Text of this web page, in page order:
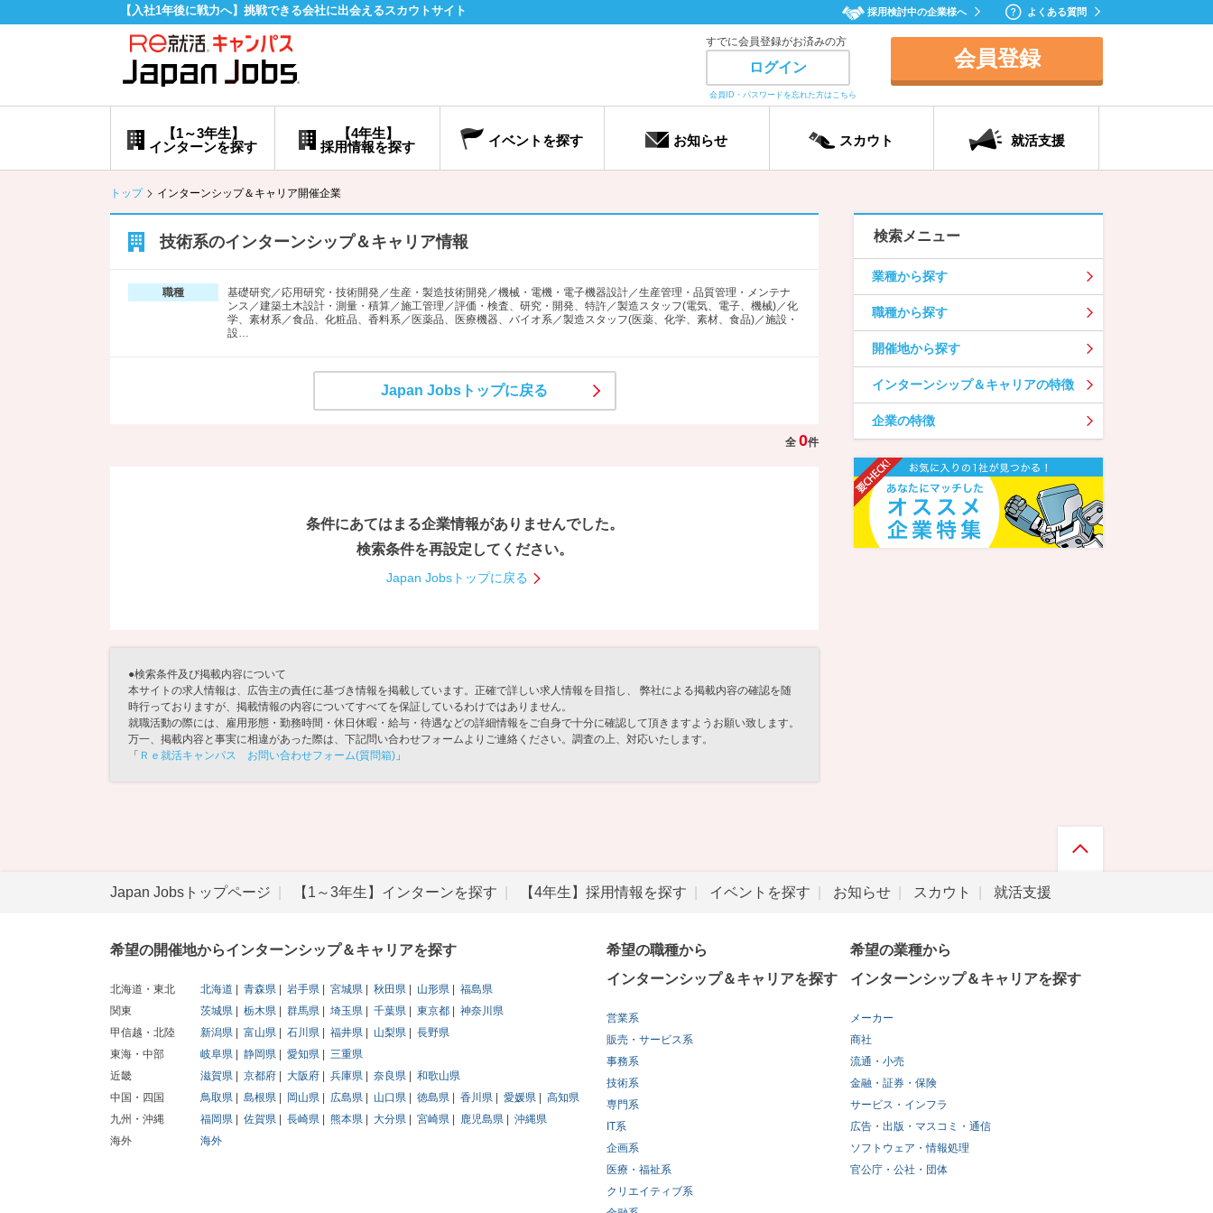
【入社1年後に戦力へ】挑戦できる会社に出会えるスカウトサイト 採用検討中の企業様へ よくある質問
すでに会員登録がお済みの方
ログイン
会員ID・パスワードを忘れた方はこちら
会員登録
【4年生】
採用情報を探す
【1～3年生】
インターンを探す
イベントを探す お知らせ スカウト 就活支援
トップ インターンシップ＆キャリア開催企業
技術系のインターンシップ＆キャリア情報
職種
基礎研究／応用研究・技術開発／生産・製造技術開発／機械・電機・電子機器設計／生産管理・品質管理・メンテナ
ンス／建築土木設計・測量・積算／施工管理／評価・検査、研究・開発、特許／製造スタッフ(電気、電子、機械)／化
学、素材系／食品、化粧品、香料系／医薬品、医療機器、バイオ系／製造スタッフ(医薬、化学、素材、食品)／施設・
設…
Japan Jobsトップに戻る
全 0件
条件にあてはまる企業情報がありませんでした。
検索条件を再設定してください。
Japan Jobsトップに戻る
●検索条件及び掲載内容について
本サイトの求人情報は、広告主の責任に基づき情報を掲載しています。正確で詳しい求人情報を目指し、 弊社による掲載内容の確認を随
時行っておりますが、掲載情報の内容についてすべてを保証しているわけではありません。
就職活動の際には、雇用形態・勤務時間・休日休暇・給与・待遇などの詳細情報をご自身で十分に確認して頂きますようお願い致します。
万一、掲載内容と事実に相違があった際は、下記問い合わせフォームよりご連絡ください。調査の上、対応いたします。
「 Ｒｅ就活キャンパス お問い合わせフォーム(質問箱) 」
検索メニュー
業種から探す
職種から探す
開催地から探す
インターンシップ＆キャリアの特徴
企業の特徴
Japan Jobsトップページ 【1～3年生】インターンを探す 【4年生】採用情報を探す イベントを探す お知らせ スカウト 就活支援
希望の開催地からインターンシップ＆キャリアを探す
北海道・東北 北海道 青森県 岩手県 宮城県 秋田県 山形県
福島県
関東
茨城県 栃木県 群馬県 埼玉県 千葉県 東京都
神奈川県
甲信越・北陸
新潟県 富山県 石川県 福井県 山梨県
長野県
東海・中部
岐阜県 静岡県 愛知県
三重県
近畿
滋賀県 京都府 大阪府 兵庫県 奈良県
和歌山県
中国・四国
鳥取県 島根県 岡山県 広島県 山口県 徳島県 香川県 愛媛県
高知県
九州・沖縄
福岡県 佐賀県 長崎県 熊本県 大分県 宮崎県 鹿児島県
沖縄県
海外
海外
希望の職種から
インターンシップ＆キャリアを探す
営業系
販売・サービス系
事務系
技術系
専門系
IT系
企画系
医療・福祉系
クリエイティブ系
希望の業種から
インターンシップ＆キャリアを探す
メーカー
商社
流通・小売
金融・証券・保険
サービス・インフラ
広告・出版・マスコミ・通信
ソフトウェア・情報処理
官公庁・公社・団体